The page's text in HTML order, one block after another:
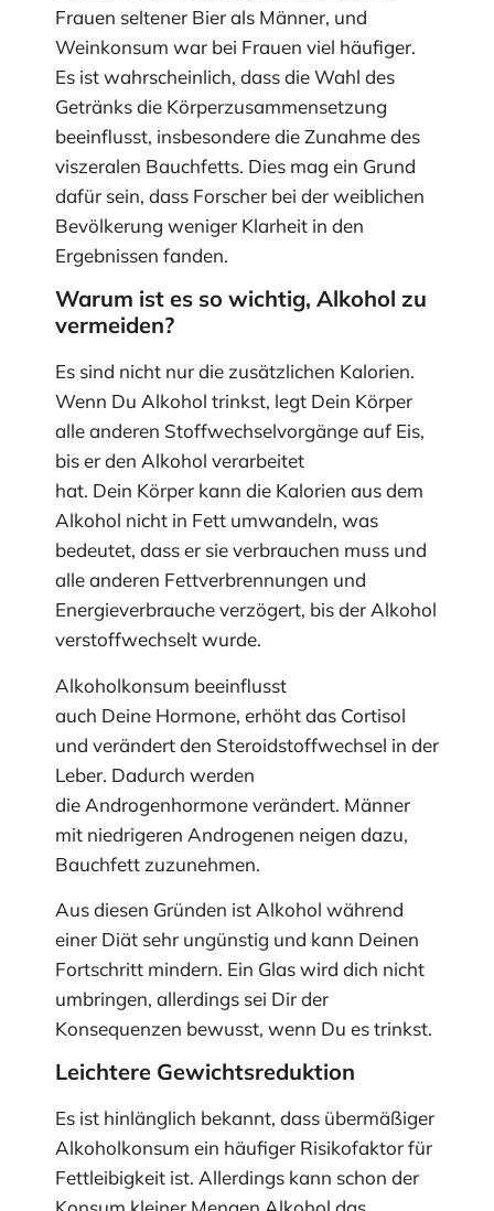
Frauen seltener Bier als Männer, und
Weinkonsum war bei Frauen viel häufiger.
Es ist wahrscheinlich, dass die Wahl des
Getränks die Körperzusammensetzung
beeinflusst, insbesondere die Zunahme des
viszeralen Bauchfetts. Dies mag ein Grund
dafür sein, dass Forscher bei der weiblichen
Bevölkerung weniger Klarheit in den
Ergebnissen fanden.
Warum ist es so wichtig, Alkohol zu
vermeiden?
Es sind nicht nur die zusätzlichen Kalorien.
Wenn Du Alkohol trinkst, legt Dein Körper
alle anderen Stoffwechselvorgänge auf Eis,
bis er den Alkohol verarbeitet
hat. Dein Körper kann die Kalorien aus dem
Alkohol nicht in Fett umwandeln, was
bedeutet, dass er sie verbrauchen muss und
alle anderen Fettverbrennungen und
Energieverbrauche verzögert, bis der Alkohol
verstoffwechselt wurde.
Alkoholkonsum beeinflusst
auch Deine Hormone, erhöht das Cortisol
und verändert den Steroidstoffwechsel in der
Leber. Dadurch werden
die Androgenhormone verändert. Männer
mit niedrigeren Androgenen neigen dazu,
Bauchfett zuzunehmen.
Aus diesen Gründen ist Alkohol während
einer Diät sehr ungünstig und kann Deinen
Fortschritt mindern. Ein Glas wird dich nicht
umbringen, allerdings sei Dir der
Konsequenzen bewusst, wenn Du es trinkst.
Leichtere Gewichtsreduktion
Es ist hinlänglich bekannt, dass übermäßiger
Alkoholkonsum ein häufiger Risikofaktor für
Fettleibigkeit ist. Allerdings kann schon der